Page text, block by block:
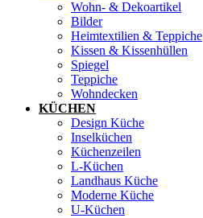
Wohn- & Dekoartikel
Bilder
Heimtextilien & Teppiche
Kissen & Kissenhüllen
Spiegel
Teppiche
Wohndecken
KÜCHEN
Design Küche
Inselküchen
Küchenzeilen
L-Küchen
Landhaus Küche
Moderne Küche
U-Küchen